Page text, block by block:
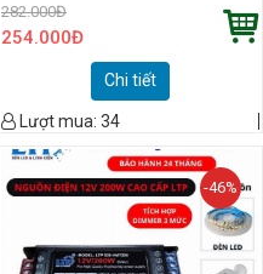
282.000Đ
254.000Đ
Chi tiết
Lượt mua: 34
-46%